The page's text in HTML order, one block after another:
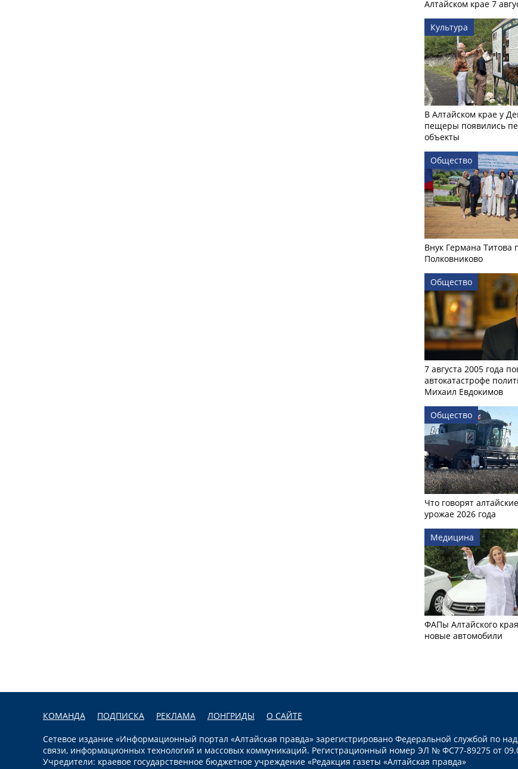
Алтайском крае 7
Культура
В Алтайском крае у
пещеры появились
объекты
Общество
Внук Германа Титова
Полковниково
Общество
7 августа 2005 года
автокатастрофе
Михаил Евдокимов
Общество
Что говорят
урожае 2026 года
Медицина
ФАПы Алтайского
новые автомобили
КОМАНДА ПОДПИСКА РЕКЛАМА ЛОНГРИДЫ О САЙТЕ
Сетевое издание «Информационный портал «Алтайская правда» зарегистрировано Федеральной службой по
связи, информационных технологий и массовых коммуникаций. Регистрационный номер ЭЛ № ФС77-89275 от
Учредители: краевое государственное бюджетное учреждение «Редакция газеты «Алтайская правда»